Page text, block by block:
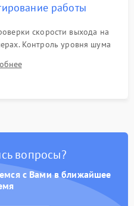
работы
скорости выхода на
Контроль уровня шума
стенок и корректного
оттайки.
вопросы?
с Вами в ближайшее